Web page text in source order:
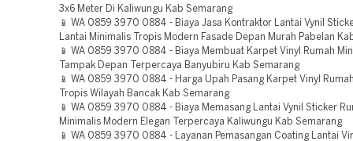
3x6 Meter Di Kaliwungu Kab Semarang
📱 WA 0859 3970 0884 - Biaya Jasa Kontraktor Lantai Vynil
Lantai Minimalis Tropis Modern Fasade Depan Murah Pabelan
📱 WA 0859 3970 0884 - Biaya Membuat Karpet Vinyl Rumah
Tampak Depan Terpercaya Banyubiru Kab Semarang
📱 WA 0859 3970 0884 - Harga Upah Pasang Karpet Vinyl
Tropis Wilayah Bancak Kab Semarang
📱 WA 0859 3970 0884 - Biaya Memasang Lantai Vynil Sticker
Minimalis Modern Elegan Terpercaya Kaliwungu Kab Semarang
📱 WA 0859 3970 0884 - Layanan Pemasangan Coating Lantai